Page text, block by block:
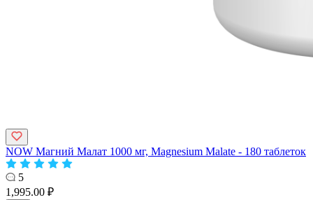
NOW Магний Малат 1000 мг, Magnesium Malate - 180 таблеток
5
1,995.00 ₽